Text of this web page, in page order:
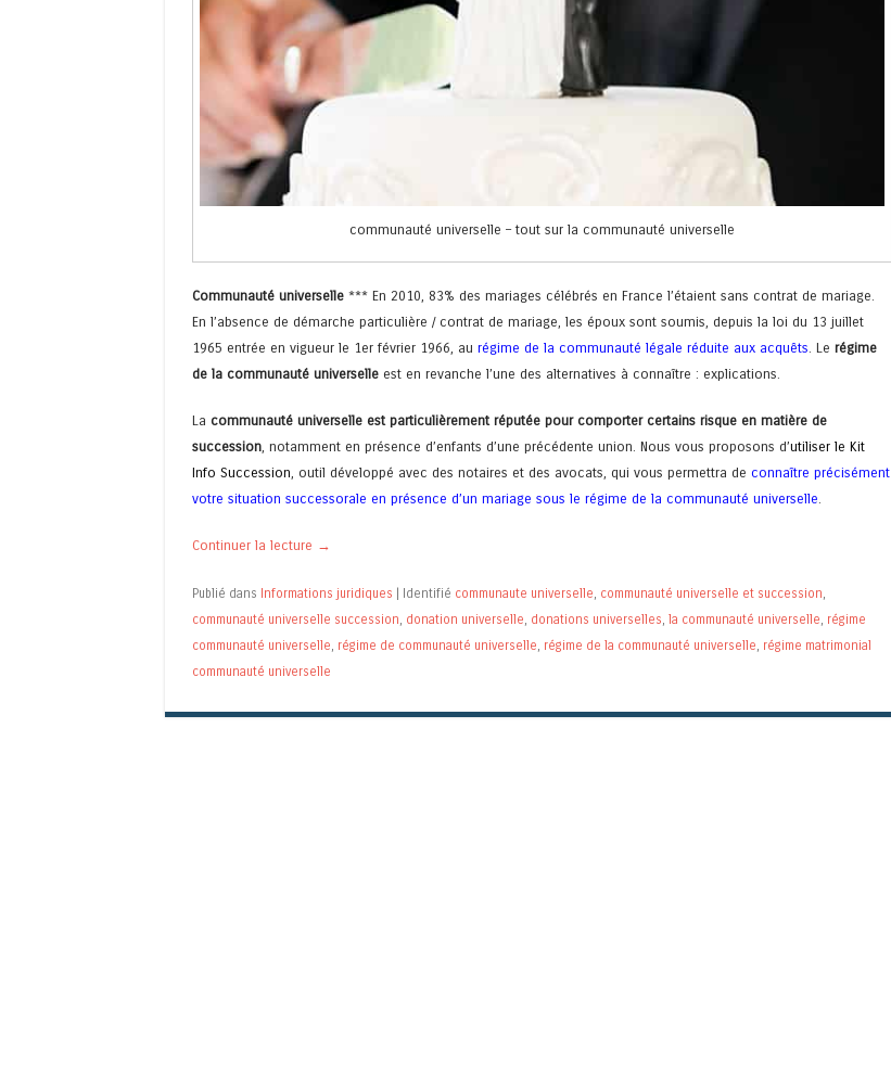
communauté universelle – tout sur la communauté universelle
Communauté universelle *** En 2010, 83% des mariages célébrés en France l’étaient sans contrat de mariage.
En l’absence de démarche particulière / contrat de mariage, les époux sont soumis, depuis la loi du 13 juillet
1965 entrée en vigueur le 1er février 1966, au régime de la communauté légale réduite aux acquêts . Le régime
de la communauté universelle est en revanche l’une des alternatives à connaître : explications.
La communauté universelle est particulièrement réputée pour comporter certains risque en matière de
succession, notamment en présence d’enfants d’une précédente union. Nous vous proposons d’utiliser le Kit
Info Succession, outil développé avec des notaires et des avocats, qui vous permettra de connaître précisément
votre situation successorale en présence d’un mariage sous le régime de la communauté universelle.
Continuer la lecture →
Publié dans Informations juridiques | Identifié communaute universelle communauté universelle et succession
communauté universelle succession donation universelle donations universelles la communauté universelle régime
communauté universelle régime de communauté universelle régime de la communauté universelle régime matrimonial
communauté universelle